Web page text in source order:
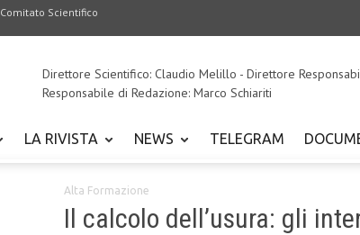
Comitato Scientifico
Direttore Scientifico: Claudio Melillo - Direttore
Responsabile di Redazione: Marco Schiariti
LA RIVISTA NEWS TELEGRAM
Alta Formazione
Il calcolo dell’usura: gli